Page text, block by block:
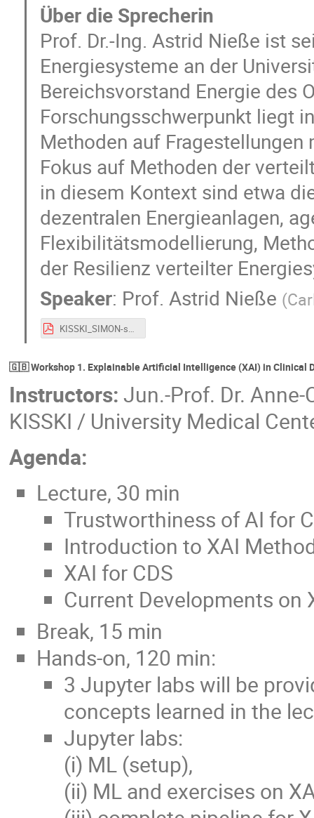
Über die Sprecherin
Prof. Dr.-Ing. Astrid Nieße ist
Energiesysteme an der
Bereichsvorstand Energie des
Forschungsschwerpunkt liegt
Methoden auf
Fokus auf Methoden der
in diesem Kontext sind etwa
dezentralen Energieanlagen,
Flexibilitätsmodellierung,
der Resilienz verteilter
Speaker: Prof. Astrid Nieße (
KISSKI_SIMON-short.pdf
🇬🇧 Workshop 1. Explainable Artificial Intelligence (XAI) in Clinical
Instructors:Jun.-Prof. Dr.
KISSKI / University Medical
Agenda:
Lecture, 30 min
Trustworthiness of AI for
Introduction to XAI
XAI for CDS
Current Developments on
Break, 15 min
Hands-on, 120 min:
3 Jupyter labs will be
concepts learned in the
Jupyter labs:
(i) ML (setup),
(ii) ML and exercises on